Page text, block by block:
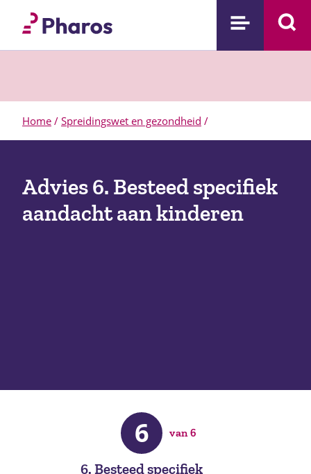
Home / Spreidingswet en gezondheid /
Advies 6. Besteed specifiek
aandacht aan kinderen
6
6. Besteed specifiek
van 6